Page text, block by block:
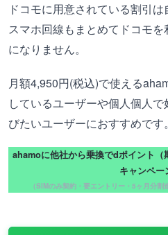
ドコモに用意されている割引
スマホ回線もまとめてドコモ
になりません。
月額4,950円(税込)で使える
しているユーザーや個人個人
びたいユーザーにおすすめです。
ahamoに他社から乗換でdポイント
キャンペー
（SIMのみ契約・要エントリー・5ヶ月分割